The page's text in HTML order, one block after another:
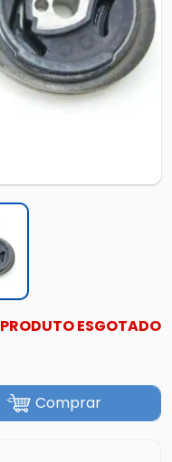
PRODUTO ESGOTADO
Comprar